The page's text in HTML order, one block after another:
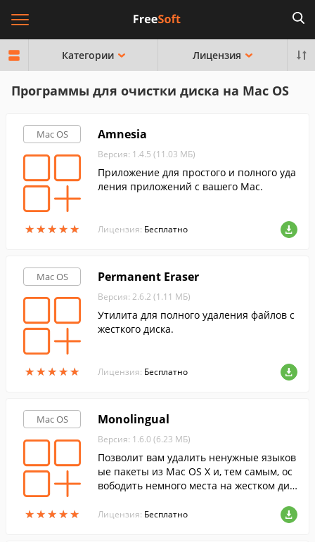
Категории Лицензия
Программы для очистки диска на Mac OS
Mac OS
★★★★★
★★★★★
Amnesia
Версия: 1.4.5 (11.03 МБ)
Приложение для простого и полного уда
ления приложений с вашего Mac.
Лицензия: Бесплатно
Mac OS
★★★★★
★★★★★
Permanent Eraser
Версия: 2.6.2 (1.11 МБ)
Утилита для полного удаления файлов с
жесткого диска.
Лицензия: Бесплатно
Mac OS
★★★★★
★★★★★
Monolingual
Версия: 1.6.0 (6.23 МБ)
Позволит вам удалить ненужные языков
ые пакеты из Mac OS X и, тем самым, ос
вободить немного места на жестком дис
Лицензия: Бесплатно